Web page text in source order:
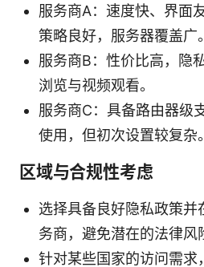
服务商A：速度快、界面
策略良好，服务器覆盖广。
服务商B：性价比高，隐
浏览与视频观看。
服务商C：具备路由器级
使用，但初次设置较复杂。
区域与合规性考虑
选择具备良好隐私政策并
务商，避免潜在的法律风
针对某些国家的访问需求